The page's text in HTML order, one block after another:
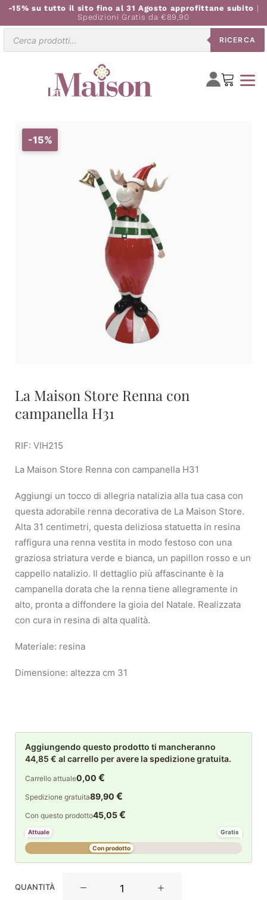
-15% su tutto il sito fino al 31 Agosto approfittane subito |
Spedizioni Gratis da €89,90
RICERCA
-15%
La Maison Store Renna con
campanella H31
RIF: VIH215
La Maison Store Renna con campanella H31
Aggiungi un tocco di allegria natalizia alla tua casa con
questa adorabile renna decorativa de La Maison Store.
Alta 31 centimetri, questa deliziosa statuetta in resina
raffigura una renna vestita in modo festoso con una
graziosa striatura verde e bianca, un papillon rosso e un
cappello natalizio. Il dettaglio più affascinante è la
campanella dorata che la renna tiene allegramente in
alto, pronta a diffondere la gioia del Natale. Realizzata
con cura in resina di alta qualità.
Materiale: resina
Dimensione: altezza cm 31
Aggiungendo questo prodotto ti mancheranno
44,85 € al carrello per avere la spedizione gratuita.
Carrello attuale0,00 €
Spedizione gratuita89,90 €
Con questo prodotto45,05€
Attuale Gratis
Con prodotto
QUANTITÀ